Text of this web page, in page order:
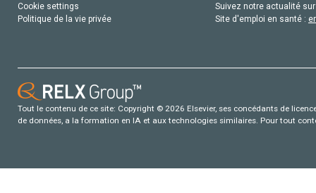
Cookie settings
Politique de la vie privée
Suivez notre actualité
Site d'emploi en santé :
Tout le contenu de ce site: Copyright © 2026 Elsevier, ses concédants de
de données, a la formation en IA et aux technologies similaires. Pour tout